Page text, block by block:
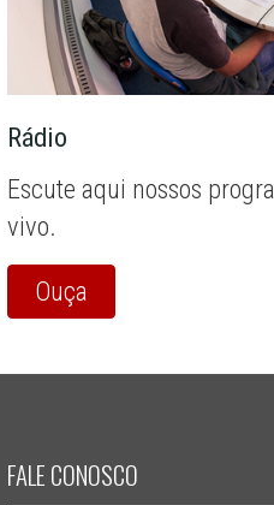
Rádio
Escute aqui nossos
vivo.
Ouça
FALE CONOSCO